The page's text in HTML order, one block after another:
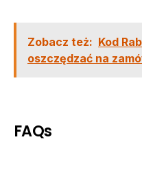
Zobacz też: Kod
oszczędzać na
FAQs